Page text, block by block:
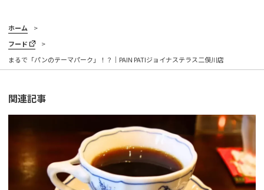
ホーム
フード
まるで「パンのテーマパーク」！？｜PAIN PATIジョイナステラス二俣川店
関連記事